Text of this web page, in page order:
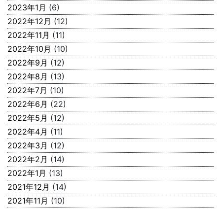
2023年1月 (6)
2022年12月 (12)
2022年11月 (11)
2022年10月 (10)
2022年9月 (12)
2022年8月 (13)
2022年7月 (10)
2022年6月 (22)
2022年5月 (12)
2022年4月 (11)
2022年3月 (12)
2022年2月 (14)
2022年1月 (13)
2021年12月 (14)
2021年11月 (10)